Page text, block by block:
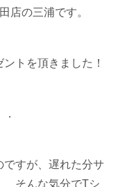
店の三浦です。
トを頂きました！
すが、遅れた分サ
そんな気分でTシ